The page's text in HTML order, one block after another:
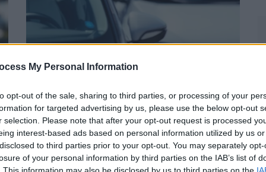
My Personal Information
opt-out of the sale, sharing to third parties, or processing of your
for targeted advertising by us, please use the below opt-out
selection. Please note that after your opt-out request is processed
interest-based ads based on personal information utilized by us
to third parties prior to your opt-out. You may separately
of your personal information by third parties on the IAB’s list of
This information may also be disclosed by us to third parties on the
Actus Info
Stellantis rappelle 650 000 voitures
en Europe un danger sous-estimé
Auto Pour Vous 19 mai 2026 0